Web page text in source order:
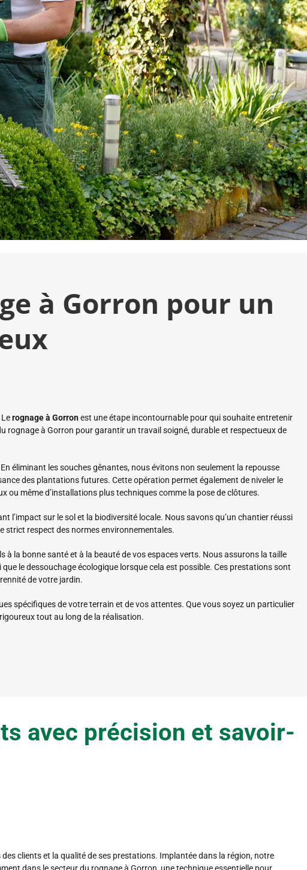
à Gorron pour un
rognage à Gorronest une étape incontournable pour qui souhaite entretenir
rognage à Gorron pour garantir un travail soigné, durable et respectueux de
éliminant les souches gênantes, nous évitons non seulement la repousse
des plantations futures. Cette opération permet également de niveler le
ou même d’installations plus techniques comme la pose de clôtures.
l’impact sur le sol et la biodiversité locale. Nous savons qu’un chantier réussi
strict respect des normes environnementales.
à la bonne santé et à la beauté de vos espaces verts. Nous assurons la taille
le dessouchage écologique lorsque cela est possible. Ces prestations sont
de votre jardin.
spécifiques de votre terrain et de vos attentes. Que vous soyez un particulier
tout au long de la réalisation.
avec précision et savoir-
clients et la qualité de ses prestations. Implantée dans la région, notre